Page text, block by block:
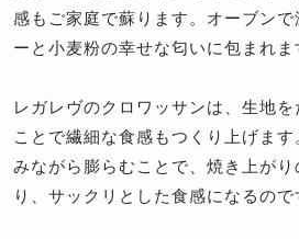
感もご家庭で蘇ります。オーブン
ーと小麦粉の幸せな匂いに包まれま
レガレヴのクロワッサンは、生地
ことで繊細な食感もつくり上げま
みながら膨らむことで、焼き上が
り、サックリとした食感になるので